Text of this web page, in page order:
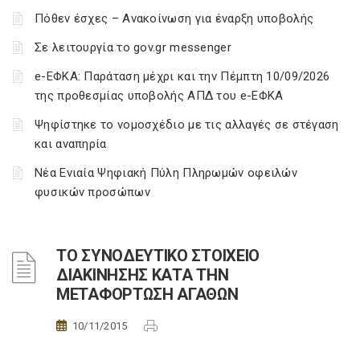
Πόθεν έσχες – Ανακοίνωση για έναρξη υποβολής
Σε λειτουργία το gov.gr messenger
e-ΕΦΚΑ: Παράταση μέχρι και την Πέμπτη 10/09/2026
της προθεσμίας υποβολής ΑΠΔ του e-ΕΦΚΑ
Ψηφίστηκε το νομοσχέδιο με τις αλλαγές σε στέγαση
και αναπηρία
Νέα Ενιαία Ψηφιακή Πύλη Πληρωμών οφειλών
φυσικών προσώπων
ΤΟ ΣΥΝΟΔΕΥΤΙΚΟ ΣΤΟΙΧΕΙΟ
ΔΙΑΚΙΝΗΣΗΣ ΚΑΤΑ ΤΗΝ
ΜΕΤΑΦΟΡΤΩΣΗ ΑΓΑΘΩΝ
10/11/2015